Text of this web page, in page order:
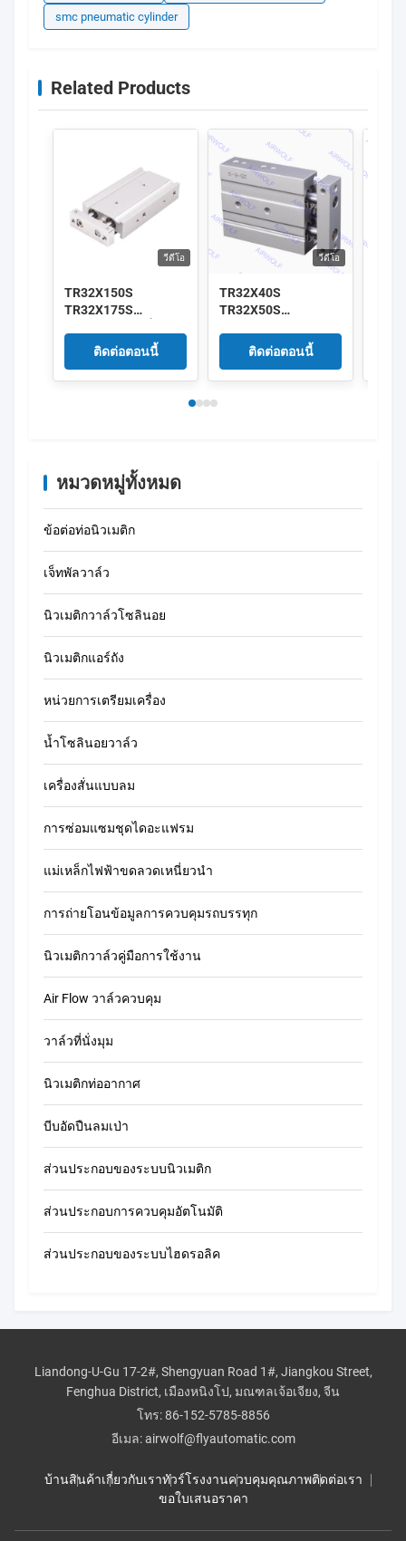
smc pneumatic cylinder
Related Products
วีดีโอ
TR32X150S
TR32X175S
AirTAC กระบอก
ติดต่อตอนนี้
วีดีโอ
TR32X40S
TR32X50S
TR32X70S TR ซีรี่ย์
กระดานคู่
ติดต่อตอนนี้
หมวดหมู่ทั้งหมด
ข้อต่อท่อนิวเมติก
เจ็ทพัลวาล์ว
นิวเมติกวาล์วโซลินอย
นิวเมติกแอร์ถัง
หน่วยการเตรียมเครื่อง
น้ำโซลินอยวาล์ว
เครื่องสั่นแบบลม
การซ่อมแซมชุดไดอะแฟรม
แม่เหล็กไฟฟ้าขดลวดเหนี่ยวนำ
การถ่ายโอนข้อมูลการควบคุมรถบรรทุก
นิวเมติกวาล์วคู่มือการใช้งาน
Air Flow วาล์วควบคุม
วาล์วที่นั่งมุม
นิวเมติกท่ออากาศ
บีบอัดปืนลมเป่า
ส่วนประกอบของระบบนิวเมติก
ส่วนประกอบการควบคุมอัตโนมัติ
ส่วนประกอบของระบบไฮดรอลิค
Liandong-U-Gu 17-2#, Shengyuan Road 1#, Jiangkou Street,
Fenghua District, เมืองหนิงโป, มณฑลเจ้อเจียง, จีน
โทร:86-152-5785-8856
อีเมล:airwolf@flyautomatic.com
บ้านสินค้าเกี่ยวกับเราทัวร์โรงงานควบคุมคุณภาพติดต่อเรา
ขอใบเสนอราคา